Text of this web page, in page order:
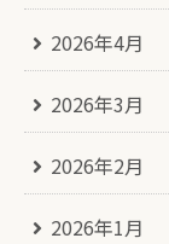
2026年4月
2026年3月
2026年2月
2026年1月